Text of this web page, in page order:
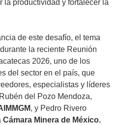
la productividad y fortalecer la
de este desafío, el tema
la reciente Reunión
2026, uno de los
del sector en el país, que
especialistas y líderes
del Pozo Mendoza,
, y Pedro Rivero
Cámara Minera de México.